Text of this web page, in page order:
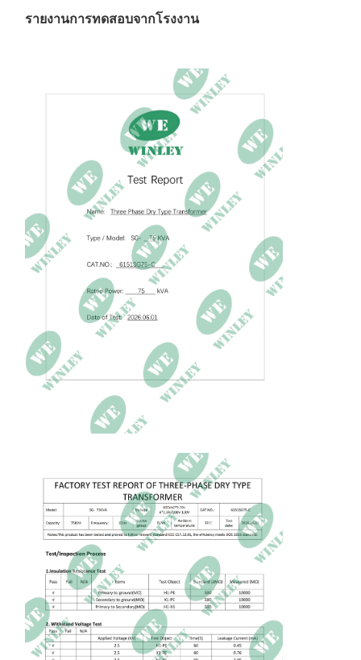
รายงานการทดสอบจากโรงงาน